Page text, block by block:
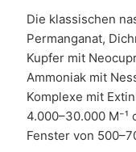
Die klassischen
Permanganat,
Kupfer mit
Ammoniak mit
Komplexe mit
4.000–30.000 M⁻¹
Fenster von